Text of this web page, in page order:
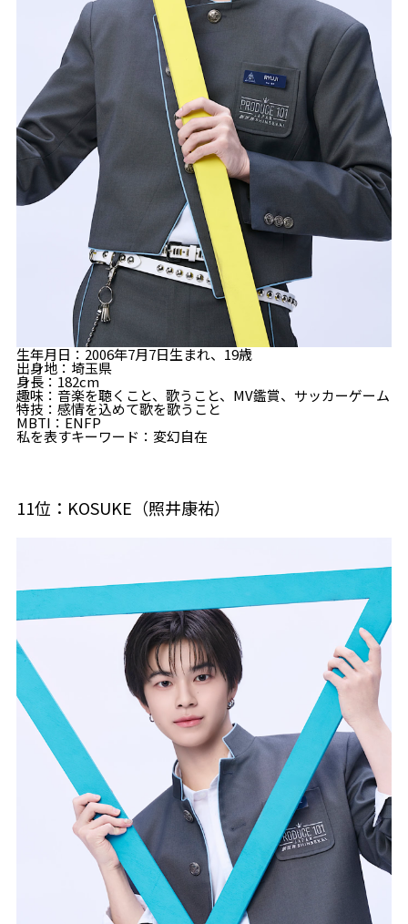
生年月日：2006年7月7日生まれ、19歳
出身地：埼玉県
身長：182cm
趣味：音楽を聴くこと、歌うこと、MV鑑賞、サッカーゲーム
特技：感情を込めて歌を歌うこと
MBTI：ENFP
私を表すキーワード：変幻自在
11位：KOSUKE（照井康祐）